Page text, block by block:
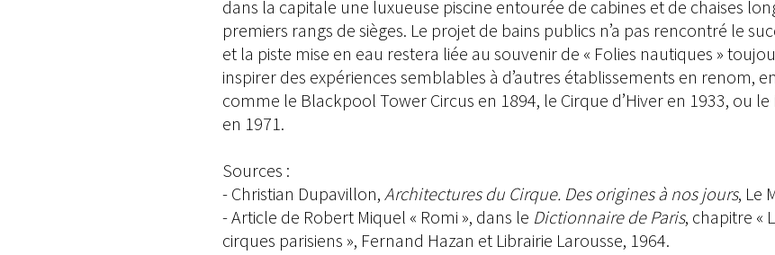
dans la capitale une luxueuse piscine entourée de cabines et de chaises
premiers rangs de sièges. Le projet de bains publics n’a pas rencontré le
et la piste mise en eau restera liée au souvenir de « Folies nautiques »
inspirer des expériences semblables à d’autres établissements en renom,
comme le Blackpool Tower Circus en 1894, le Cirque d’Hiver en 1933, ou
en 1971.
Sources :
- Christian Dupavillon, Architectures du Cirque. Des origines à nos jours, Le
- Article de Robert Miquel « Romi », dans le Dictionnaire de Paris, chapitre «
cirques parisiens », Fernand Hazan et Librairie Larousse, 1964.